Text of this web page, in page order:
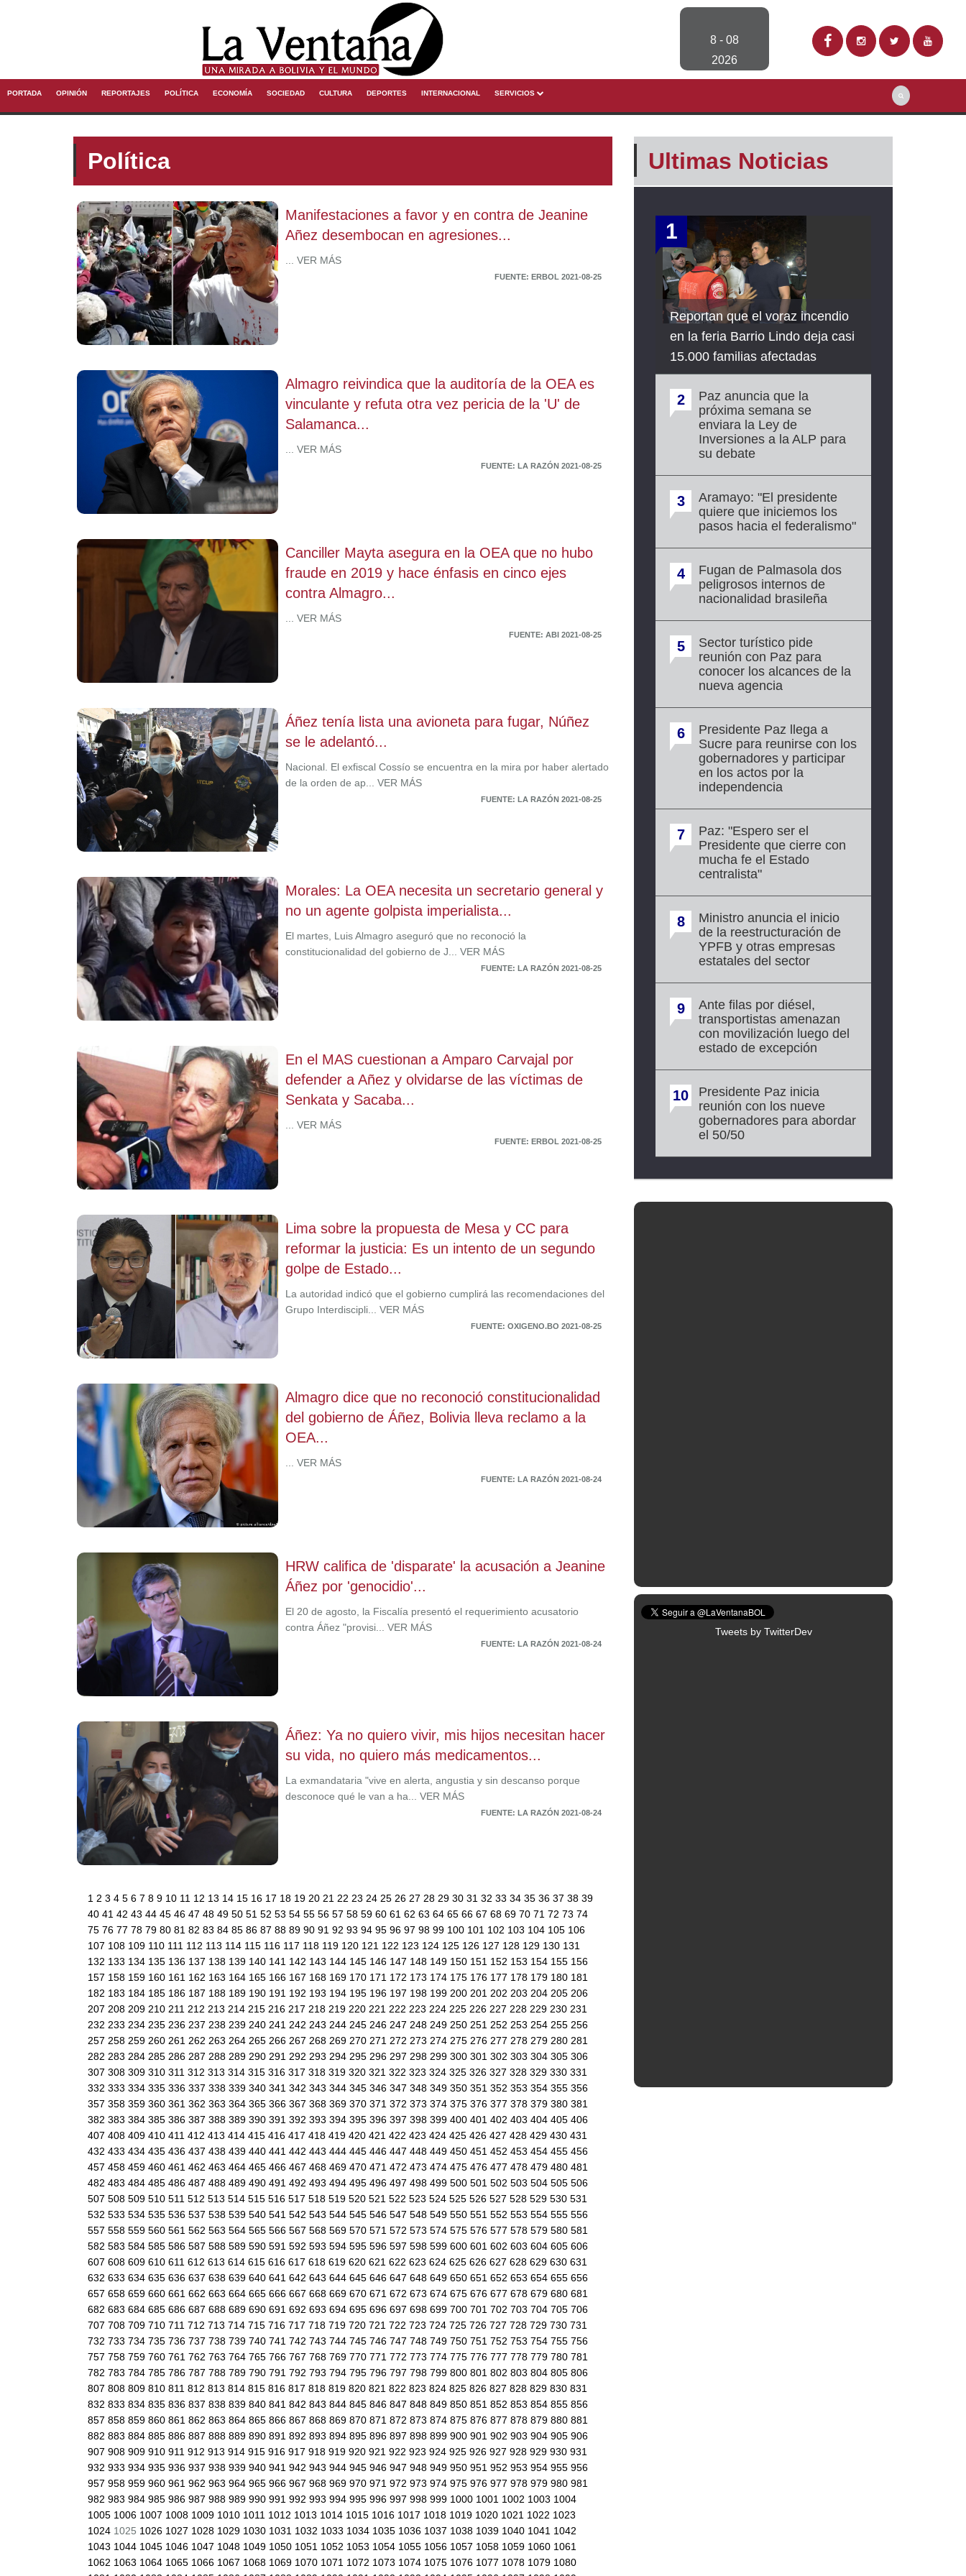
8 - 08
2026
PORTADA OPINIÓN REPORTAJES POLÍTICA ECONOMÍA SOCIEDAD CULTURA DEPORTES INTERNACIONAL SERVICIOS
Política
Manifestaciones a favor y en contra de Jeanine
Añez desembocan en agresiones...
... VER MÁS
FUENTE: ERBOL 2021-08-25
Almagro reivindica que la auditoría de la OEA es
vinculante y refuta otra vez pericia de la 'U' de
Salamanca...
... VER MÁS
FUENTE: LA RAZÓN 2021-08-25
Canciller Mayta asegura en la OEA que no hubo
fraude en 2019 y hace énfasis en cinco ejes
contra Almagro...
... VER MÁS
FUENTE: ABI 2021-08-25
Áñez tenía lista una avioneta para fugar, Núñez
se le adelantó...
Nacional. El exfiscal Cossío se encuentra en la mira por haber alertado
de la orden de ap... VER MÁS
FUENTE: LA RAZÓN 2021-08-25
Morales: La OEA necesita un secretario general y
no un agente golpista imperialista...
El martes, Luis Almagro aseguró que no reconoció la
constitucionalidad del gobierno de J... VER MÁS
FUENTE: LA RAZÓN 2021-08-25
En el MAS cuestionan a Amparo Carvajal por
defender a Añez y olvidarse de las víctimas de
Senkata y Sacaba...
... VER MÁS
FUENTE: ERBOL 2021-08-25
Lima sobre la propuesta de Mesa y CC para
reformar la justicia: Es un intento de un segundo
golpe de Estado...
La autoridad indicó que el gobierno cumplirá las recomendaciones del
Grupo Interdiscipli... VER MÁS
FUENTE: OXIGENO.BO 2021-08-25
Almagro dice que no reconoció constitucionalidad
del gobierno de Áñez, Bolivia lleva reclamo a la
OEA...
... VER MÁS
FUENTE: LA RAZÓN 2021-08-24
HRW califica de 'disparate' la acusación a Jeanine
Áñez por 'genocidio'...
El 20 de agosto, la Fiscalía presentó el requerimiento acusatorio
contra Áñez "provisi... VER MÁS
FUENTE: LA RAZÓN 2021-08-24
Áñez: Ya no quiero vivir, mis hijos necesitan hacer
su vida, no quiero más medicamentos...
La exmandataria "vive en alerta, angustia y sin descanso porque
desconoce qué le van a ha... VER MÁS
FUENTE: LA RAZÓN 2021-08-24
1 2 3 4 5 6 7 8 9 10 11 12 13 14 15 16 17 18 19 20 21 22 23 24 25 26 27 28 29 30 31 32 33 34 35 36 37 38 39
40 41 42 43 44 45 46 47 48 49 50 51 52 53 54 55 56 57 58 59 60 61 62 63 64 65 66 67 68 69 70 71 72 73 74
75 76 77 78 79 80 81 82 83 84 85 86 87 88 89 90 91 92 93 94 95 96 97 98 99 100 101 102 103 104 105 106
107 108 109 110 111 112 113 114 115 116 117 118 119 120 121 122 123 124 125 126 127 128 129 130 131
132 133 134 135 136 137 138 139 140 141 142 143 144 145 146 147 148 149 150 151 152 153 154 155 156
157 158 159 160 161 162 163 164 165 166 167 168 169 170 171 172 173 174 175 176 177 178 179 180 181
182 183 184 185 186 187 188 189 190 191 192 193 194 195 196 197 198 199 200 201 202 203 204 205 206
207 208 209 210 211 212 213 214 215 216 217 218 219 220 221 222 223 224 225 226 227 228 229 230 231
232 233 234 235 236 237 238 239 240 241 242 243 244 245 246 247 248 249 250 251 252 253 254 255 256
257 258 259 260 261 262 263 264 265 266 267 268 269 270 271 272 273 274 275 276 277 278 279 280 281
282 283 284 285 286 287 288 289 290 291 292 293 294 295 296 297 298 299 300 301 302 303 304 305 306
307 308 309 310 311 312 313 314 315 316 317 318 319 320 321 322 323 324 325 326 327 328 329 330 331
332 333 334 335 336 337 338 339 340 341 342 343 344 345 346 347 348 349 350 351 352 353 354 355 356
357 358 359 360 361 362 363 364 365 366 367 368 369 370 371 372 373 374 375 376 377 378 379 380 381
382 383 384 385 386 387 388 389 390 391 392 393 394 395 396 397 398 399 400 401 402 403 404 405 406
407 408 409 410 411 412 413 414 415 416 417 418 419 420 421 422 423 424 425 426 427 428 429 430 431
432 433 434 435 436 437 438 439 440 441 442 443 444 445 446 447 448 449 450 451 452 453 454 455 456
457 458 459 460 461 462 463 464 465 466 467 468 469 470 471 472 473 474 475 476 477 478 479 480 481
482 483 484 485 486 487 488 489 490 491 492 493 494 495 496 497 498 499 500 501 502 503 504 505 506
507 508 509 510 511 512 513 514 515 516 517 518 519 520 521 522 523 524 525 526 527 528 529 530 531
532 533 534 535 536 537 538 539 540 541 542 543 544 545 546 547 548 549 550 551 552 553 554 555 556
557 558 559 560 561 562 563 564 565 566 567 568 569 570 571 572 573 574 575 576 577 578 579 580 581
582 583 584 585 586 587 588 589 590 591 592 593 594 595 596 597 598 599 600 601 602 603 604 605 606
607 608 609 610 611 612 613 614 615 616 617 618 619 620 621 622 623 624 625 626 627 628 629 630 631
632 633 634 635 636 637 638 639 640 641 642 643 644 645 646 647 648 649 650 651 652 653 654 655 656
657 658 659 660 661 662 663 664 665 666 667 668 669 670 671 672 673 674 675 676 677 678 679 680 681
682 683 684 685 686 687 688 689 690 691 692 693 694 695 696 697 698 699 700 701 702 703 704 705 706
707 708 709 710 711 712 713 714 715 716 717 718 719 720 721 722 723 724 725 726 727 728 729 730 731
732 733 734 735 736 737 738 739 740 741 742 743 744 745 746 747 748 749 750 751 752 753 754 755 756
757 758 759 760 761 762 763 764 765 766 767 768 769 770 771 772 773 774 775 776 777 778 779 780 781
782 783 784 785 786 787 788 789 790 791 792 793 794 795 796 797 798 799 800 801 802 803 804 805 806
807 808 809 810 811 812 813 814 815 816 817 818 819 820 821 822 823 824 825 826 827 828 829 830 831
832 833 834 835 836 837 838 839 840 841 842 843 844 845 846 847 848 849 850 851 852 853 854 855 856
857 858 859 860 861 862 863 864 865 866 867 868 869 870 871 872 873 874 875 876 877 878 879 880 881
882 883 884 885 886 887 888 889 890 891 892 893 894 895 896 897 898 899 900 901 902 903 904 905 906
907 908 909 910 911 912 913 914 915 916 917 918 919 920 921 922 923 924 925 926 927 928 929 930 931
932 933 934 935 936 937 938 939 940 941 942 943 944 945 946 947 948 949 950 951 952 953 954 955 956
957 958 959 960 961 962 963 964 965 966 967 968 969 970 971 972 973 974 975 976 977 978 979 980 981
982 983 984 985 986 987 988 989 990 991 992 993 994 995 996 997 998 999 1000 1001 1002 1003 1004
1005 1006 1007 1008 1009 1010 1011 1012 1013 1014 1015 1016 1017 1018 1019 1020 1021 1022 1023
1024 1025 1026 1027 1028 1029 1030 1031 1032 1033 1034 1035 1036 1037 1038 1039 1040 1041 1042
1043 1044 1045 1046 1047 1048 1049 1050 1051 1052 1053 1054 1055 1056 1057 1058 1059 1060 1061
1062 1063 1064 1065 1066 1067 1068 1069 1070 1071 1072 1073 1074 1075 1076 1077 1078 1079 1080
Ultimas Noticias
1
Reportan que el voraz incendio
en la feria Barrio Lindo deja casi
15.000 familias afectadas
2
Paz anuncia que la
próxima semana se
enviara la Ley de
Inversiones a la ALP para
su debate
3
Aramayo: "El presidente
quiere que iniciemos los
pasos hacia el federalismo"
4
Fugan de Palmasola dos
peligrosos internos de
nacionalidad brasileña
5
Sector turístico pide
reunión con Paz para
conocer los alcances de la
nueva agencia
6
Presidente Paz llega a
Sucre para reunirse con los
gobernadores y participar
en los actos por la
independencia
7
Paz: "Espero ser el
Presidente que cierre con
mucha fe el Estado
centralista"
8
Ministro anuncia el inicio
de la reestructuración de
YPFB y otras empresas
estatales del sector
9
Ante filas por diésel,
transportistas amenazan
con movilización luego del
estado de excepción
10
Presidente Paz inicia
reunión con los nueve
gobernadores para abordar
el 50/50
Tweets by TwitterDev